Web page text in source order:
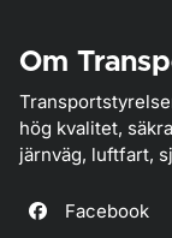
Om
hög kvalitet,
järnväg, luftfart,
Facebook